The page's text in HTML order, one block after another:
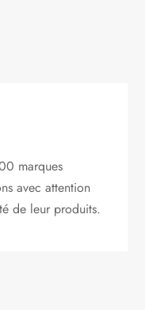
marques
avec attention
de leur produits.